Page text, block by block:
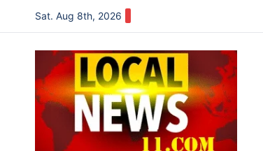
to
content
Sat. Aug 8th, 2026